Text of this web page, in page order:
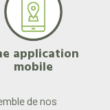
application
mobile
de nos